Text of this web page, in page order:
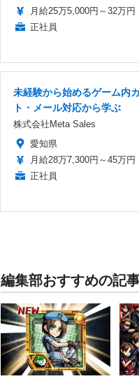
月給25万5,000円～32万円
正社員
未経験から始めるゲーム内
ト・メール対応から学ぶ
株式会社Meta Sales
愛知県
月給28万7,300円～45万円
正社員
編集部おすすめの記